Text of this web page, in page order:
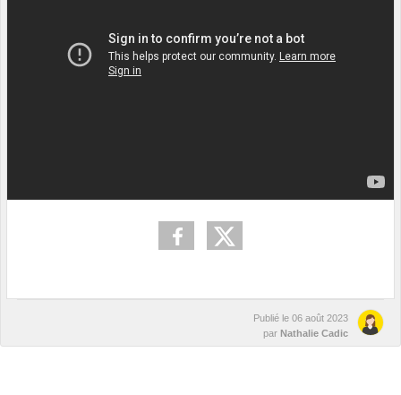
Publié le 06 août 2023
par Nathalie Cadic